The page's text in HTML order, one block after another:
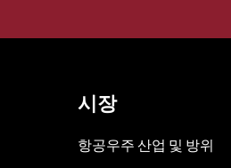
시장
항공우주 산업 및 방위